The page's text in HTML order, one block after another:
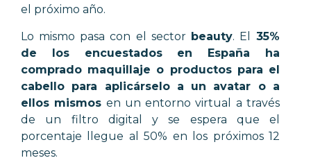
el próximo año.
Lo mismo pasa con el sector beauty. El
35%
de los encuestados en España ha
comprado maquillaje o productos para el
cabello para aplicárselo a un avatar o a
ellos mismos en un entorno virtual a través
de un filtro digital y se espera que el
porcentaje llegue al 50% en los próximos 12
meses.